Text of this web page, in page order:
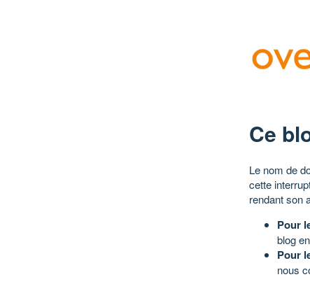
Ce
Le nom de
cette
rendant son
Pour
blog
Pour
nous